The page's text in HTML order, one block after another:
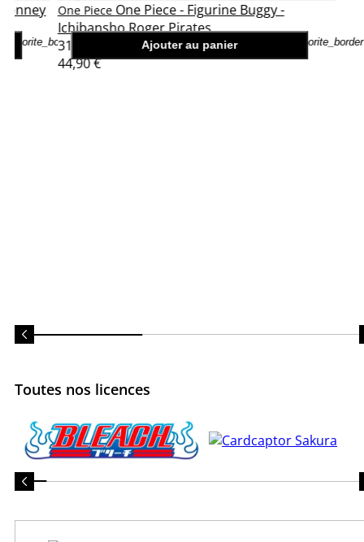
favorite_border Ajouter au panier favorite_border
One Piece One Piece - Figurine Buggy -
Ichibansho Roger Pirates
31,43 €
44,90 €
Toutes nos licences